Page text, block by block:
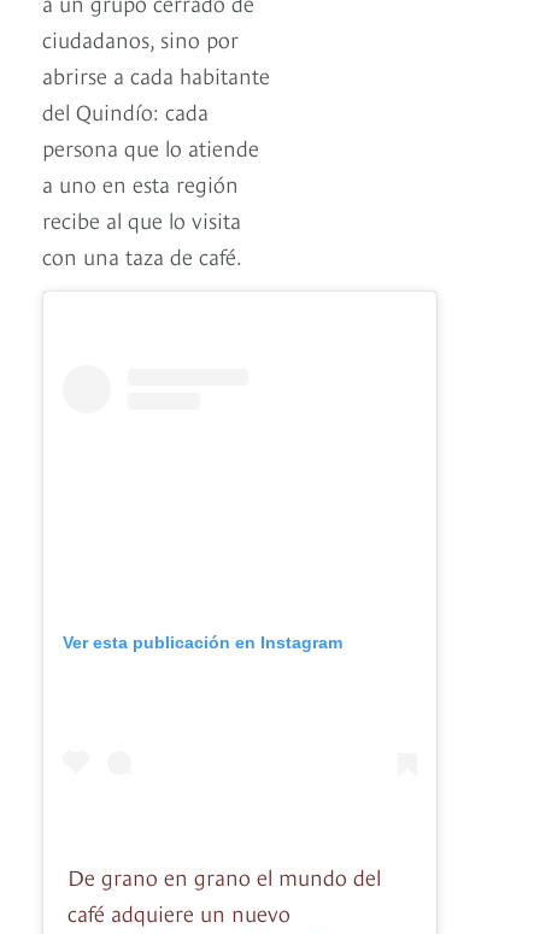
ciudadanos, sino por
abrirse a cada habitante
del Quindío: cada
persona que lo atiende
a uno en esta región
recibe al que lo visita
con una taza de café.
Ver esta publicación en Instagram
De grano en grano el mundo del
café adquiere un nuevo